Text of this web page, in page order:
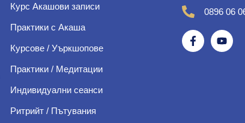
Курс Акашови записи
Практики с Акаша
Курсове / Уъркшопове
Практики / Медитации
Индивидуални сеанси
Ритрийт / Пътувания
0896 06